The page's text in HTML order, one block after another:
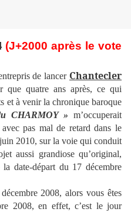
(J+2000 après le vote
de lancer Chantecler
que quatre ans après, ce qui
et à venir la chronique baroque
CHARMOY » m’occuperait
pas mal de retard dans le
2010, sur la voie qui conduit
aussi grandiose qu’original,
date-départ du 17 décembre
2008, alors vous êtes
2008, en effet, c’est le jour